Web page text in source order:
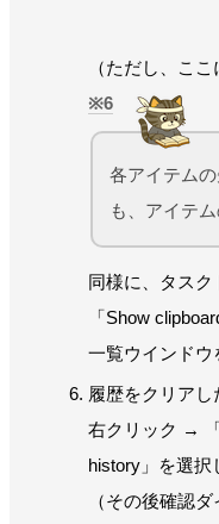
（ただし、こ
6
各アイテム
も、アイテ
同様に、タス
「Show
一覧ウインドウ
履歴をクリア
右クリック →
history」を選択
（その後確認